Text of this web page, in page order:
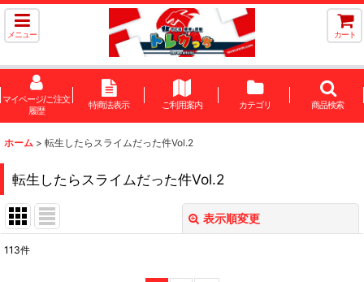
メニュー カート
マイページ/ご注文
履歴
特商法表示 ご利用案内 カテゴリ 商品検索
ホーム > 転生したらスライムだった件Vol.2
転生したらスライムだった件Vol.2
表示順変更
113件